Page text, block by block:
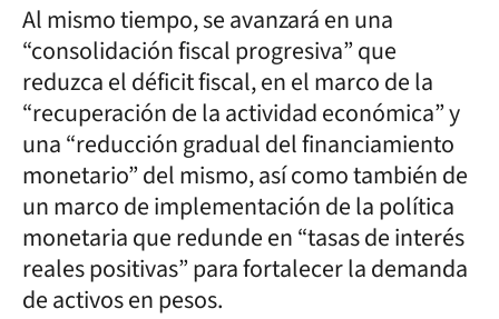
Al mismo tiempo, se avanzará en una
“consolidación fiscal progresiva” que
reduzca el déficit fiscal, en el marco de la
“recuperación de la actividad económica” y
una “reducción gradual del financiamiento
monetario” del mismo, así como también de
un marco de implementación de la política
monetaria que redunde en “tasas de interés
reales positivas” para fortalecer la demanda
de activos en pesos.